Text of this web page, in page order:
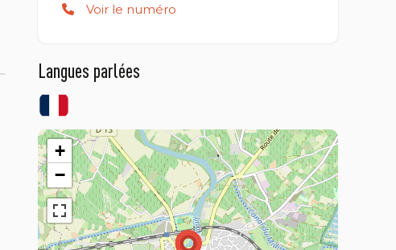
Voir le numéro
Langues parlées
+
−